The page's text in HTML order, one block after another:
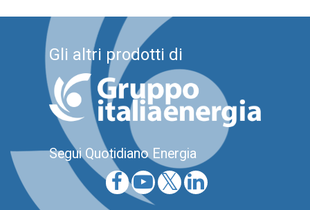
Gli altri prodotti di
Segui Quotidiano Energia